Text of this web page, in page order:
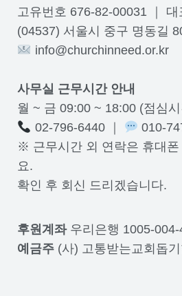
고유번호 676-82-00031 ｜ 대
(04537) 서울시 중구 명동길
info@churchinneed.or.kr
사무실 근무시간 안내
월 ~ 금 09:00 ~ 18:00 (점심
02-796-6440 ｜
010-
※ 근무시간 외 연락은 휴대폰
요.
확인 후 회신 드리겠습니다.
후원계좌우리은행 1005-004-
예금주 (사) 고통받는교회돕